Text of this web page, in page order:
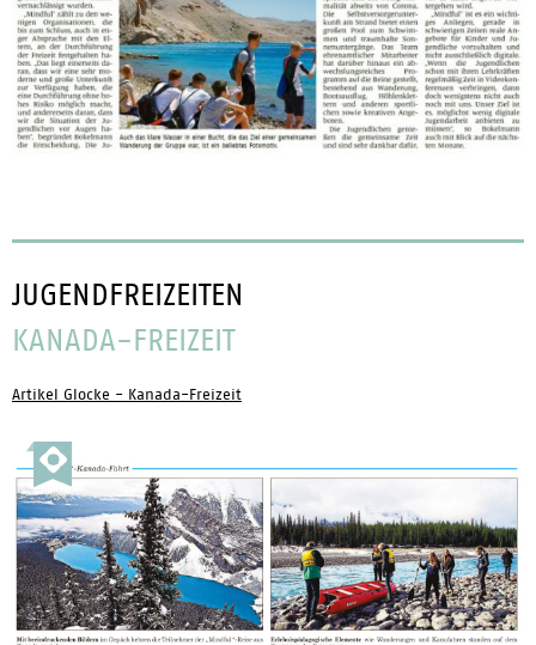
JUGENDFREIZEITEN
KANADA-FREIZEIT
Artikel Glocke - Kanada-Freizeit